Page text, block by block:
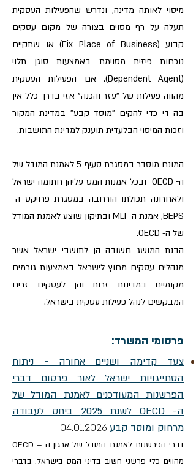
מיסוי לאותה מדינה, ונדרש שהפעילות העסקית
תעלה על רף מסוים בצורה של מקום עסקים
קבוע (Fix Place of Business) או שתקיים
נוכחות פיזית מסוימת באמצעות סוגן תלוי
(Dependent Agent). אם הפעילות העסקית
מהווה פעילות של "עזר והכנה" אזי בדרך כלל אין
בה די כדי להקים "מוסד קבע" במדינת המקור
וזכות המיסוי הבלעדית תוענק למדינת התושבות.
המונח מוסדר במסגרת סעיף 5 לאמנת המודל של
ה- OECD ובכל אמנות המס עליהן חתומה ישראל
ולאחרונה תכולתו הורחבה במסגרת פרויקט ה-
BEPS, אמנת ה- MLI ובתיקון שוצע לאמנת המודל
של ה- OECD.
הבנת המושג חשובה הן לתושבי ישראל אשר
מנהלים עסקים מחוץ לישראל באמצעות גורמים
מקומיים במדינות זרות והן לעסקים זרים
המבקשים לנהל פעילות עסקית בישראל.
פרסומי המשרד:
צעד קדימה ושניים אחורה - ניתוח
הסתייגויות ישראל לאור פרסום דברי
הפרשנות המעודכנים לאמנת המודל של
ה- OECD לשנת 2025 ביחס לעבודה
מרחוק ומוסד קבע
2026
דברי הפרשנות לאמנת המודל של ארגון ה – OECD
מהווים כלי פרשני חשוב בדיני המס בישראל. בדברי